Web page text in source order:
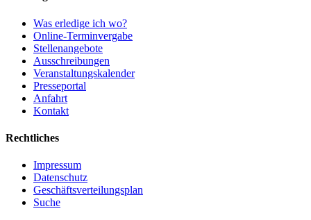
Was erledige ich wo?
Online-Terminvergabe
Stellenangebote
Ausschreibungen
Veranstaltungskalender
Presseportal
Anfahrt
Kontakt
Rechtliches
Impressum
Datenschutz
Geschäftsverteilungsplan
Suche